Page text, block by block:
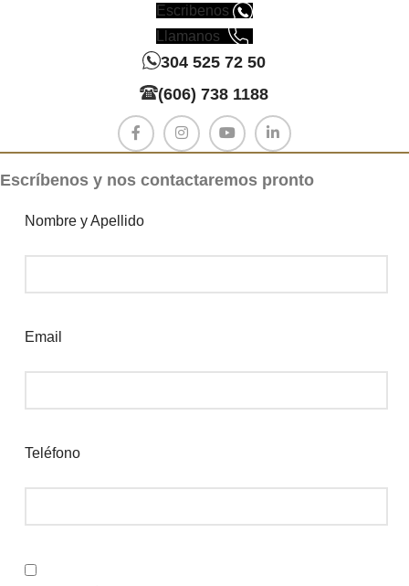
demandante
no acredita la
calidad de
consumidora.
Ver Sentencia
Escribenos
Llamanos
304 525 72 50
(606) 738 1188
Escríbenos y nos contactaremos pronto
Nombre y Apellido
Email
Teléfono